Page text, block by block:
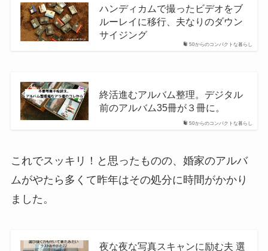
50からのコンパクトな暮らし
ハンディカムで撮ったビデオをブ
ルーレイに移行、夫なりのダウン
サイジング
50からのコンパクトな暮らし
終活進むアルバム整理。デジタル
前のアルバム35冊が３冊に。
これでスッキリ！と思ったものの、婚家のアルバ
ムがやたら多くて昨年はその処分に時間がかかり
ました。
夜な夜な写真スキャンに励む夫 選